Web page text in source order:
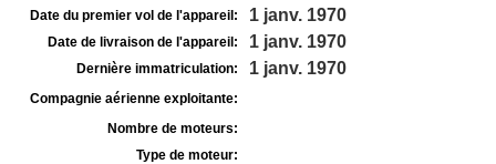
Date du premier vol de l'appareil: 1 janv. 1970
Date de livraison de l'appareil: 1 janv. 1970
Dernière immatriculation: 1 janv. 1970
Compagnie aérienne exploitante:
Nombre de moteurs:
Type de moteur: